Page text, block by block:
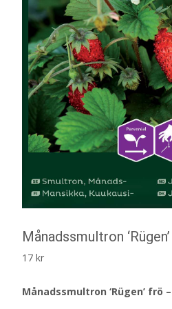
Månadssmultron
17 kr
Månadssmultron ‘Rügen’ frö